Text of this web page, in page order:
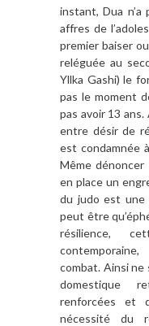
instant, Dua
affres de
premier baiser
reléguée au
Yllka Gashi) le
pas le moment
pas avoir 13
entre désir de
est condamnée
Même
en place un
du judo est une
peut être
résilience,
combat. Ainsi ne
domestique
renforcées et
nécessité du